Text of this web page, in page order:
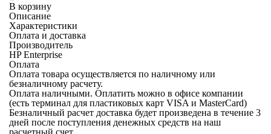
В корзину
Описание
Характеристики
Оплата и доставка
Производитель
HP Enterprise
Оплата
Оплата товара осуществляется по наличному или
безналичному расчету.
Оплата наличными. Оплатить можно в офисе компании
(есть терминал для пластиковых карт VISA и MasterCard)
Безналичный расчет доставка будет произведена в течение 3
дней после поступления денежных средств на наш
расчетный счет.